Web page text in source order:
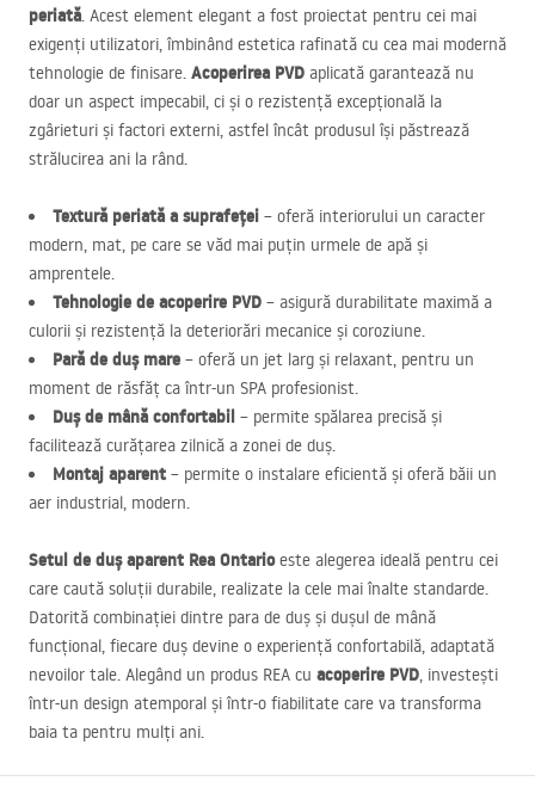
periată. Acest element elegant a fost proiectat pentru cei mai
exigenți utilizatori, îmbinând estetica rafinată cu cea mai modernă
tehnologie de finisare. Acoperirea PVD aplicată garantează nu
doar un aspect impecabil, ci și o rezistență excepțională la
zgârieturi și factori externi, astfel încât produsul își păstrează
strălucirea ani la rând.
Textură periată a suprafeței – oferă interiorului un caracter
modern, mat, pe care se văd mai puțin urmele de apă și
amprentele.
Tehnologie de acoperire PVD – asigură durabilitate maximă a
culorii și rezistență la deteriorări mecanice și coroziune.
Pară de duș mare – oferă un jet larg și relaxant, pentru un
moment de răsfăț ca într-un SPA profesionist.
Duș de mână confortabil – permite spălarea precisă și
facilitează curățarea zilnică a zonei de duș.
Montaj aparent – permite o instalare eficientă și oferă băii un
aer industrial, modern.
Setul de duș aparent Rea Ontarioeste alegerea ideală pentru cei
care caută soluții durabile, realizate la cele mai înalte standarde.
Datorită combinației dintre para de duș și dușul de mână
funcțional, fiecare duș devine o experiență confortabilă, adaptată
nevoilor tale. Alegând un produs REA cu acoperire PVD, investești
într-un design atemporal și într-o fiabilitate care va transforma
baia ta pentru mulți ani.